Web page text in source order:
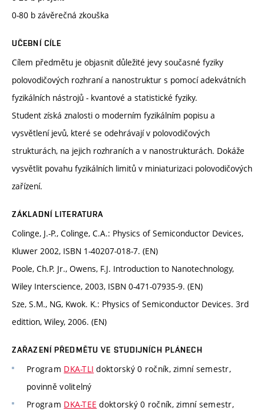
0-80 b závěrečná zkouška
UČEBNÍ CÍLE
Cílem předmětu je objasnit důležité jevy současné fyziky
polovodičových rozhraní a nanostruktur s pomocí adekvátních
fyzikálních nástrojů - kvantové a statistické fyziky.
Student získá znalosti o moderním fyzikálním popisu a
vysvětlení jevů, které se odehrávají v polovodičových
strukturách, na jejich rozhraních a v nanostrukturách. Dokáže
vysvětlit povahu fyzikálních limitů v miniaturizaci polovodičových
zařízení.
ZÁKLADNÍ LITERATURA
Colinge, J.-P., Colinge, C.A.: Physics of Semiconductor Devices,
Kluwer 2002, ISBN 1-40207-018-7. (EN)
Poole, Ch.P. Jr., Owens, F.J. Introduction to Nanotechnology,
Wiley Interscience, 2003, ISBN 0-471-07935-9. (EN)
Sze, S.M., NG, Kwok. K.: Physics of Semiconductor Devices. 3rd
edittion, Wiley, 2006. (EN)
ZAŘAZENÍ PŘEDMĚTU VE STUDIJNÍCH PLÁNECH
Program DKA-TLI doktorský 0 ročník, zimní semestr,
povinně volitelný
Program DKA-TEE doktorský 0 ročník, zimní semestr,